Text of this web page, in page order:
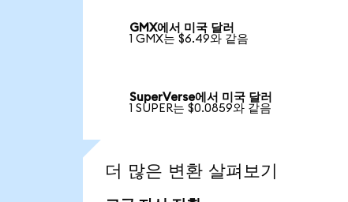
GMX에서 미국 달러
1 GMX는 $6.49와 같음
SuperVerse에서 미국 달러
1 SUPER는 $0.0859와 같음
더 많은 변환 살펴보기